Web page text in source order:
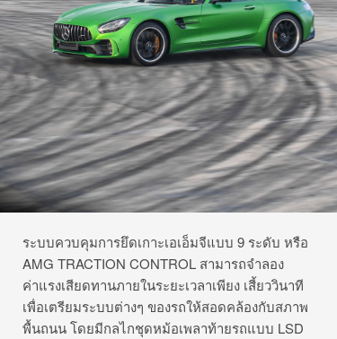
ระบบควบคุมการยึดเกาะเอเอ็มจีแบบ 9 ระดับ หรือ
AMG TRACTION CONTROL สามารถจำลอง
ค่าแรงเสียดทานภายในระยะเวลาเพียง เสี้ยววินาที
เพื่อเตรียมระบบต่างๆ ของรถให้สอดคล้องกับสภาพ
พื้นถนน โดยมีกลไกชุดหม้อเพลาท้ายรถแบบ LSD